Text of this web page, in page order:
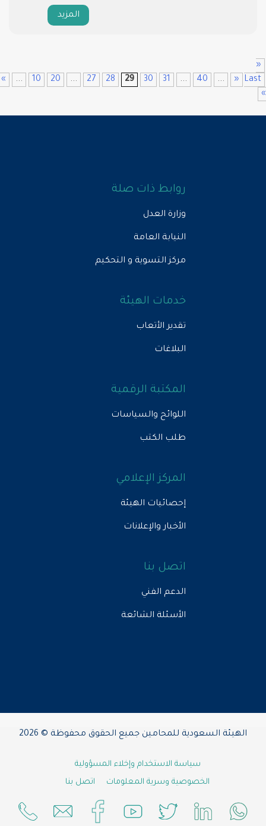
First 10 27 28 29 ... 40 ... »
روابط ذات صلة
وزارة العدل
النيابة العامة
مركز التسوية و التحكيم
خدمات الهيئة
تقدير الأتعاب
البلاغات
المكتبة الرقمية
اللوائح والسياسات
طلب الكتب
المركز الإعلامي
إحصائيات الهيئة
الأخبار والإعلانات
اتصل بنا
الدعم الفني
الأسئلة الشائعة
السعودية للمحامين جميع الحقوق محفوظة © 2026
سياسة الاستخدام وإخلاء المسؤولية
الخصوصية وسرية المعلومات
اتصل بنا